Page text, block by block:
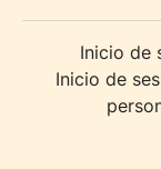
Inicio de
Inicio de